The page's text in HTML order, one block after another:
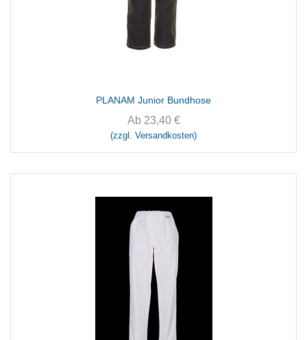
PLANAM Junior Bundhose
Ab 23,40€
(zzgl. Versandkosten)